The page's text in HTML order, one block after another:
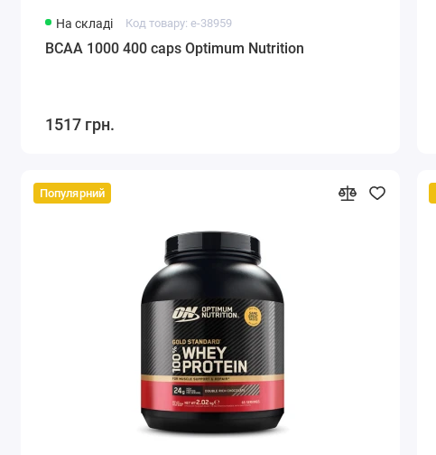
На складі Код товару: e-38959
BCAA 1000 400 caps Optimum Nutrition
1517 грн.
Популярний